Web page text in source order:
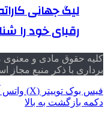
لیگ جهانی
رقبای خود را
کلیه حقوق مادی و
برداری با ذکر منبع مجاز
فیس بوک توییتر (X) واتس
دکمه بازگشت به بالا